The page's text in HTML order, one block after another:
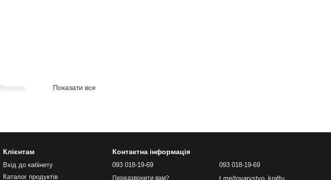
Вперед Показати все
Клієнтам
Вхід до кабінету
Каталог продуктів
Контактна інформація
093 018-19-69
Передзвонити вам?
093 018-19-69
t.me/tovarystvo_kraftu